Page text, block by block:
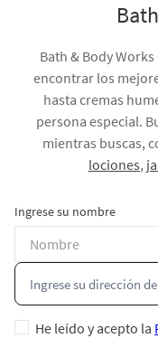
Bath & Body
encontrar los
hasta cremas
persona especial.
mientras buscas,
lociones,
Ingrese su nombre
He leído y acepto la